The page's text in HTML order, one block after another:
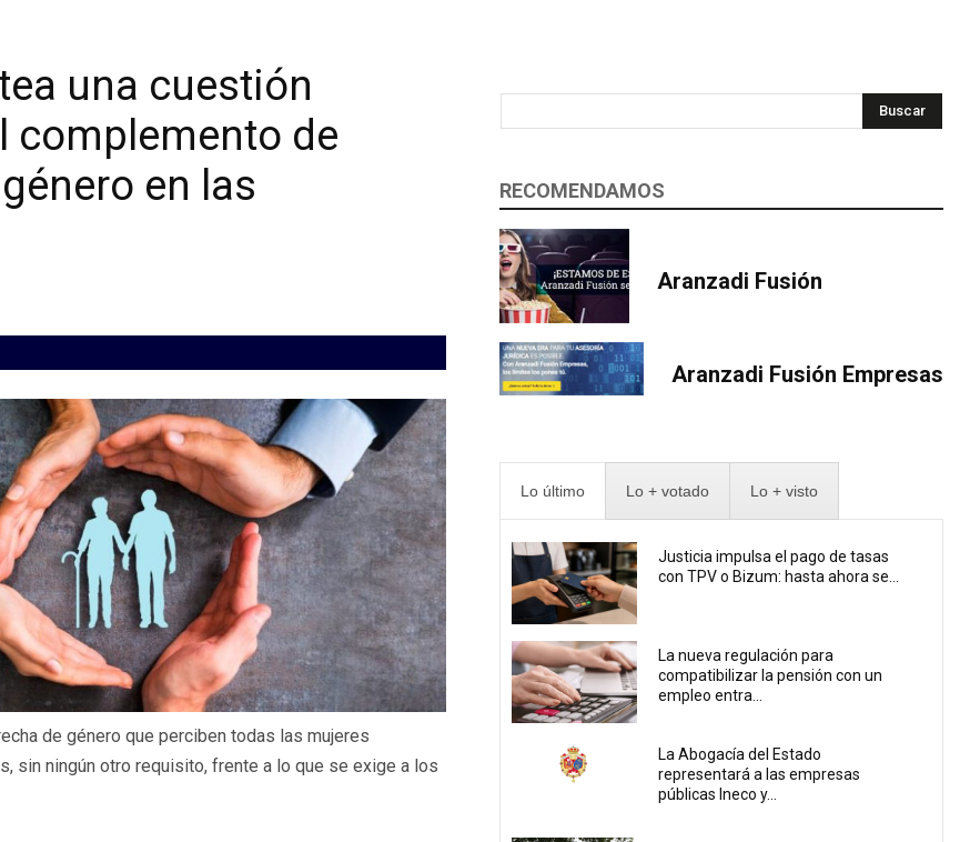
una cuestión
complemento de
en las
de género que perciben todas las mujeres
sin ningún otro requisito, frente a lo que se exige a los
Buscar
RECOMENDAMOS
Aranzadi Fusión
Aranzadi Fusión Empresas
Lo último Lo + votado Lo + visto
Justicia impulsa el pago de tasas
con TPV o Bizum: hasta ahora se...
La nueva regulación para
compatibilizar la pensión con un
empleo entra...
La Abogacía del Estado
representará a las empresas
públicas Ineco y...